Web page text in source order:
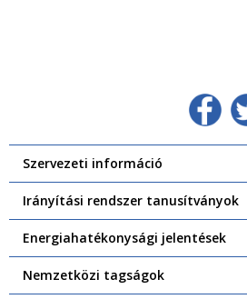
Szervezeti információ
Irányítási rendszer tanusítványok
Energiahatékonysági jelentések
Nemzetközi tagságok